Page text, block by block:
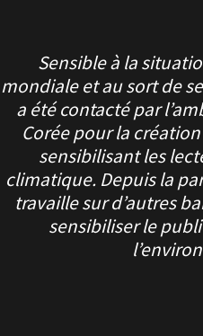
Sensible à la
mondiale et au sort de
a été contacté par
Corée pour la
sensibilisant les
climatique. Depuis la
travaille sur d’autres
sensibiliser le